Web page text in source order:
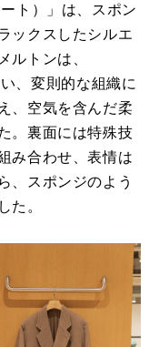
ト）」は、スポン
ックスしたシルエ
ルトンは、
、変則的な組織に
、空気を含んだ柔
。裏面には特殊技
み合わせ、表情は
、スポンジのよう
た。